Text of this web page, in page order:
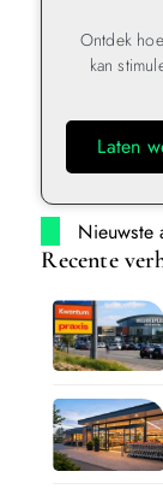
Ontdek
kan
Laten
Nieuwste
Recente